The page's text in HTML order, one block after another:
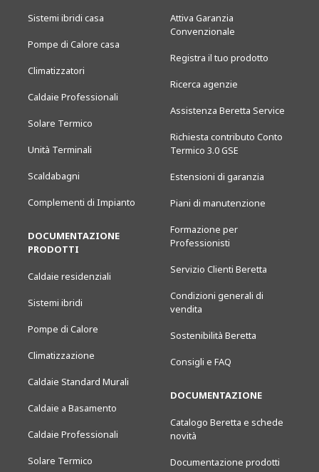
Sistemi ibridi casa
Pompe di Calore casa
Climatizzatori
Caldaie Professionali
Solare Termico
Unità Terminali
Scaldabagni
Complementi di Impianto
DOCUMENTAZIONE
PRODOTTI
Caldaie residenziali
Sistemi ibridi
Pompe di Calore
Climatizzazione
Caldaie Standard Murali
Caldaie a Basamento
Caldaie Professionali
Solare Termico
Attiva Garanzia
Convenzionale
Registra il tuo prodotto
Ricerca agenzie
Assistenza Beretta Service
Richiesta contributo Conto
Termico 3.0 GSE
Estensioni di garanzia
Piani di manutenzione
Formazione per
Professionisti
Servizio Clienti Beretta
Condizioni generali di
vendita
Sostenibilità Beretta
Consigli e FAQ
DOCUMENTAZIONE
Catalogo Beretta e schede
novità
Documentazione prodotti